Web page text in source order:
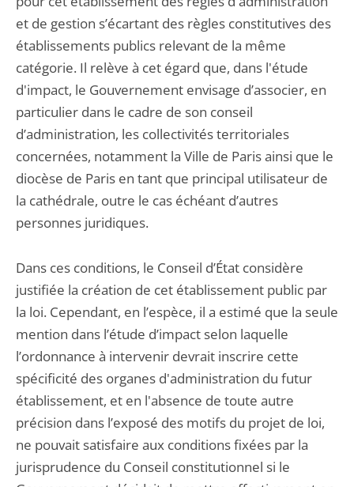
et de gestion s’écartant des règles constitutives des
établissements publics relevant de la même
catégorie. Il relève à cet égard que, dans l'étude
d'impact, le Gouvernement envisage d’associer, en
particulier dans le cadre de son conseil
d’administration, les collectivités territoriales
concernées, notamment la Ville de Paris ainsi que le
diocèse de Paris en tant que principal utilisateur de
la cathédrale, outre le cas échéant d’autres
personnes juridiques.
Dans ces conditions, le Conseil d’État considère
justifiée la création de cet établissement public par
la loi. Cependant, en l’espèce, il a estimé que la seule
mention dans l’étude d’impact selon laquelle
l’ordonnance à intervenir devrait inscrire cette
spécificité des organes d'administration du futur
établissement, et en l'absence de toute autre
précision dans l’exposé des motifs du projet de loi,
ne pouvait satisfaire aux conditions fixées par la
jurisprudence du Conseil constitutionnel si le